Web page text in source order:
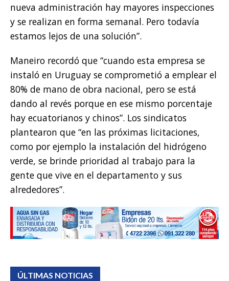
nueva administración hay mayores inspecciones
y se realizan en forma semanal. Pero todavía
estamos lejos de una solución”.
Maneiro recordó que “cuando esta empresa se
instaló en Uruguay se comprometió a emplear el
80% de mano de obra nacional, pero se está
dando al revés porque en ese mismo porcentaje
hay ecuatorianos y chinos”. Los sindicatos
plantearon que “en las próximas licitaciones,
como por ejemplo la instalación del hidrógeno
verde, se brinde prioridad al trabajo para la
gente que vive en el departamento y sus
alrededores”.
ÚLTIMAS NOTICIAS